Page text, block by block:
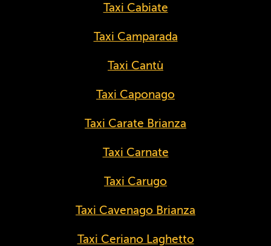
Taxi Cabiate
Taxi Camparada
Taxi Cantù
Taxi Caponago
Taxi Carate Brianza
Taxi Carnate
Taxi Carugo
Taxi Cavenago Brianza
Taxi Ceriano Laghetto